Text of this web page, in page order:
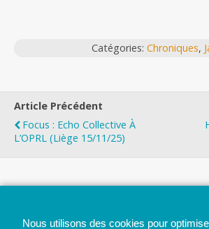
Catégories: Chroniques,
Article Précédent
Focus : Echo Collective À
L’OPRL (Liège 15/11/25)
Nous utilisons des cookies pour